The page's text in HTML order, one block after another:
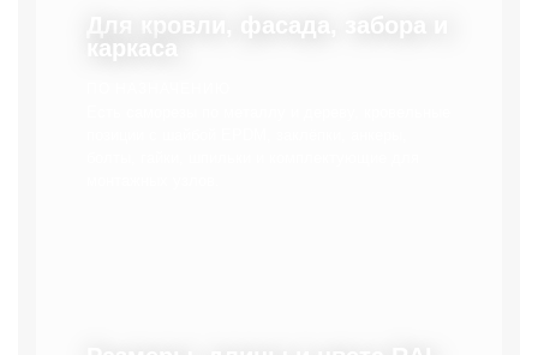
Для кровли, фасада, забора и
каркаса